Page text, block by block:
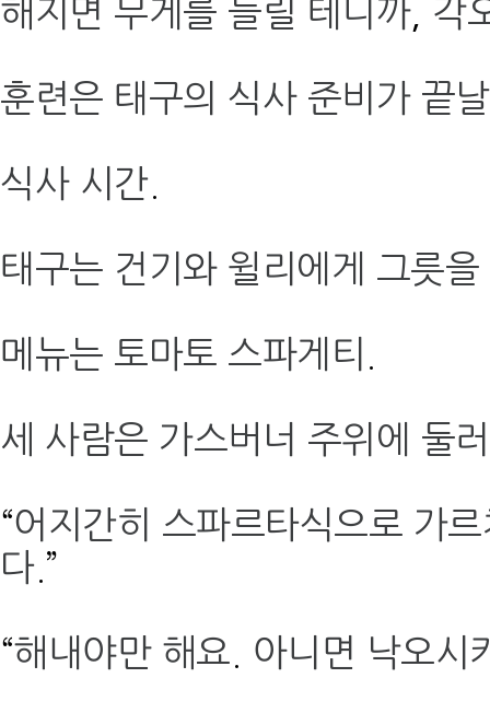
해지면 무게를 늘릴 테니까, 각
훈련은 태구의 식사 준비가 끝
식사 시간.
태구는 건기와 윌리에게 그릇을
메뉴는 토마토 스파게티
세 사람은 가스버너 주위에 둘
“어지간히 스파르타식으로 가
다.”
“해내야만 해요 아니면 낙오시